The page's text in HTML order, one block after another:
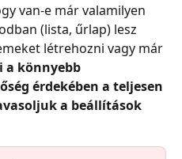
van-e már valamilyen
(lista, űrlap) lesz
létrehozni vagy már
a könnyebb
érdekében a teljesen
a beállítások